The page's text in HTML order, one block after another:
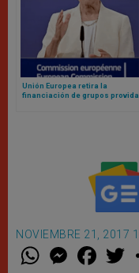
Unión Europea retira la
financiación de grupos provida
NOVIEMBRE 21, 2017
W M
e
F
a w